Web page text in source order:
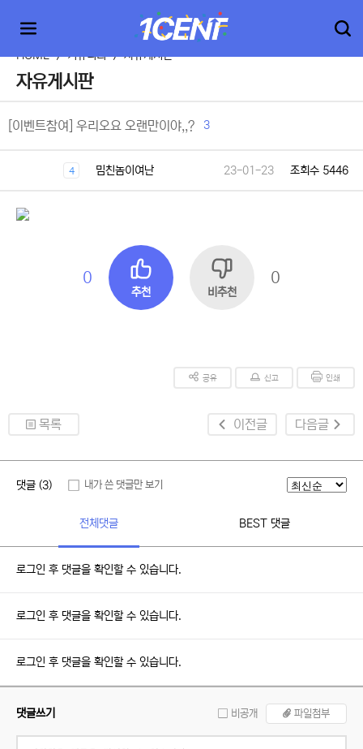
HOME > 커뮤니티 > 자유게시판
자유게시판
[이벤트참여] 우리오요 오랜만이야,,? 3
4 밈친놈이여난 23-01-23 조회수 5446
0
추천 비추천
0
공유 신고 인쇄
목록 이전글 다음글
댓글 (3) 내가 쓴 댓글만 보기
전체댓글 BEST 댓글
로그인 후 댓글을 확인할 수 있습니다.
로그인 후 댓글을 확인할 수 있습니다.
로그인 후 댓글을 확인할 수 있습니다.
댓글쓰기 비공개 파일첨부